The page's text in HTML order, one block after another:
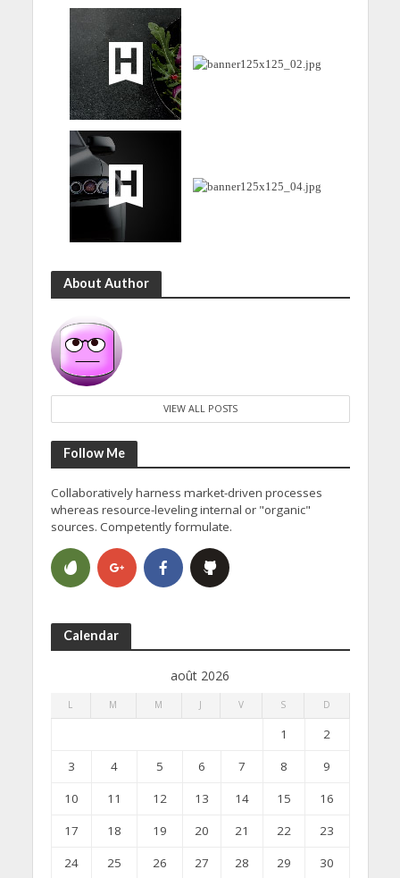
About Author
VIEW ALL POSTS
Follow Me
Collaboratively harness market-driven processes
whereas resource-leveling internal or "organic"
sources. Competently formulate.
Calendar
août 2026
L M M J V S D
1
2
3
4 5 6 7 8
9
10
11 12 13 14 15
16
17
18 19 20 21 22
23
24
25 26 27 28 29
30